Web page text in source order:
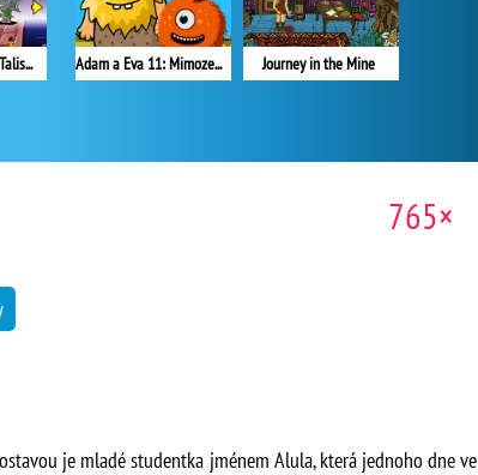
Journey in the Mine
Monkey Go Happy Talisman Adam a Eva 11: Mimozemšťané
765×
je mladé studentka jménem Alula, která jednoho dne ve